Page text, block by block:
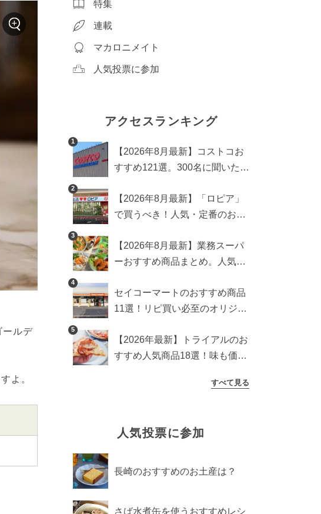
ールデ
よ。
特集
連載
マカロニメイト
人気投票に参加
アクセスランキング
1
【2026年8月最新】コストコお
すすめ121選。300名に聞いた買
め商品も
2
【2026年8月最新】「ロピア」
で買うべき！人気・定番のおす
3
【2026年8月最新】業務スーパ
ーおすすめ商品まとめ。人気ラ
まで
4
セイコーマートのおすすめ商品
11選！リピ買い必至のオリジナ
5
【2026年最新】トライアルのお
すすめ人気商品18選！味も価格
すべて見る
人気投票に参加
長崎のおすすめのお土産は？
さば水煮缶を使うおすすめレシ